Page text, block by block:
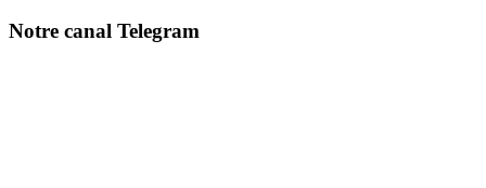
Notre canal Telegram